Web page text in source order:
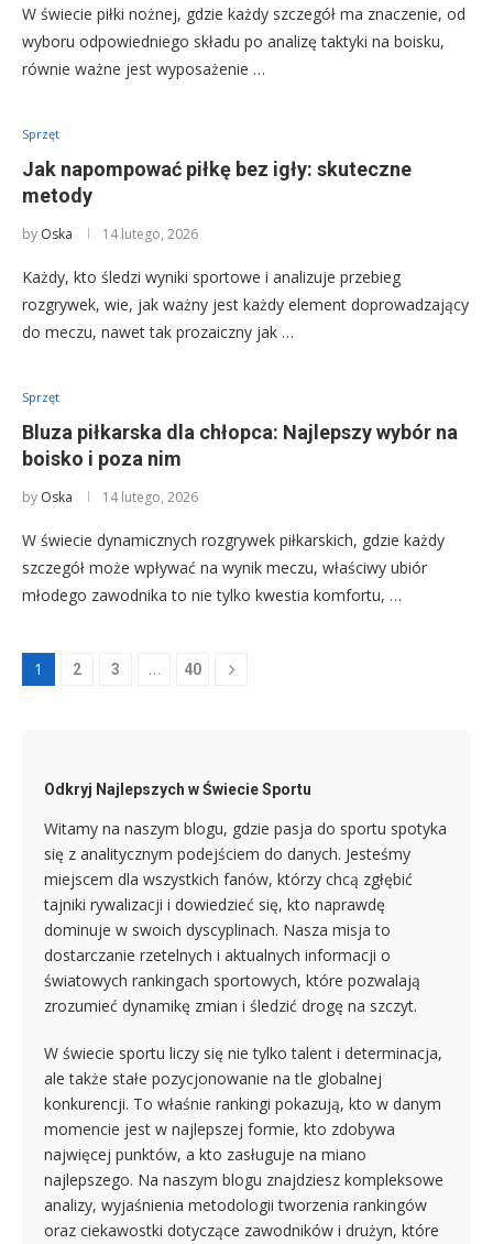
W świecie piłki nożnej, gdzie każdy szczegół ma znaczenie, od
wyboru odpowiedniego składu po analizę taktyki na boisku,
równie ważne jest wyposażenie …
Sprzęt
Jak napompować piłkę bez igły: skuteczne
metody
by Oska 14 lutego, 2026
Każdy, kto śledzi wyniki sportowe i analizuje przebieg
rozgrywek, wie, jak ważny jest każdy element doprowadzający
do meczu, nawet tak prozaiczny jak …
Sprzęt
Bluza piłkarska dla chłopca: Najlepszy wybór na
boisko i poza nim
by Oska 14 lutego, 2026
W świecie dynamicznych rozgrywek piłkarskich, gdzie każdy
szczegół może wpływać na wynik meczu, właściwy ubiór
młodego zawodnika to nie tylko kwestia komfortu, …
1 2 3 … 40
Odkryj Najlepszych w Świecie Sportu
Witamy na naszym blogu, gdzie pasja do sportu spotyka
się z analitycznym podejściem do danych. Jesteśmy
miejscem dla wszystkich fanów, którzy chcą zgłębić
tajniki rywalizacji i dowiedzieć się, kto naprawdę
dominuje w swoich dyscyplinach. Nasza misja to
dostarczanie rzetelnych i aktualnych informacji o
światowych rankingach sportowych, które pozwalają
zrozumieć dynamikę zmian i śledzić drogę na szczyt.
W świecie sportu liczy się nie tylko talent i determinacja,
ale także stałe pozycjonowanie na tle globalnej
konkurencji. To właśnie rankingi pokazują, kto w danym
momencie jest w najlepszej formie, kto zdobywa
najwięcej punktów, a kto zasługuje na miano
najlepszego. Na naszym blogu znajdziesz kompleksowe
analizy, wyjaśnienia metodologii tworzenia rankingów
oraz ciekawostki dotyczące zawodników i drużyn, które